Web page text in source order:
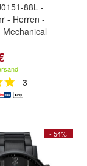
88L -
- Herren -
3
- 54%